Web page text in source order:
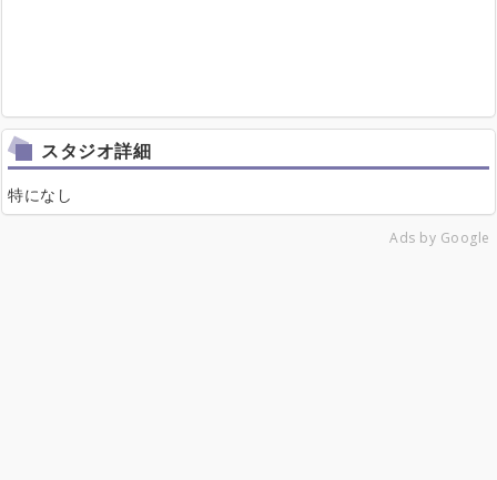
スタジオ詳細
特になし
Ads by Google